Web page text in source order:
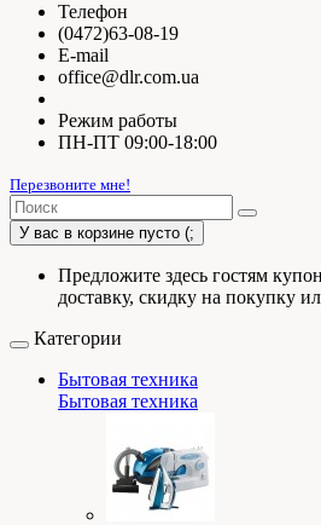
Телефон
(0472)63-08-19
E-mail
office@dlr.com.ua
Режим работы
ПН-ПТ 09:00-18:00
Перезвоните мне!
У вас в корзине пусто (;
Предложите здесь гостям
доставку, скидку на покупку
Категории
Бытовая техника
Бытовая техника